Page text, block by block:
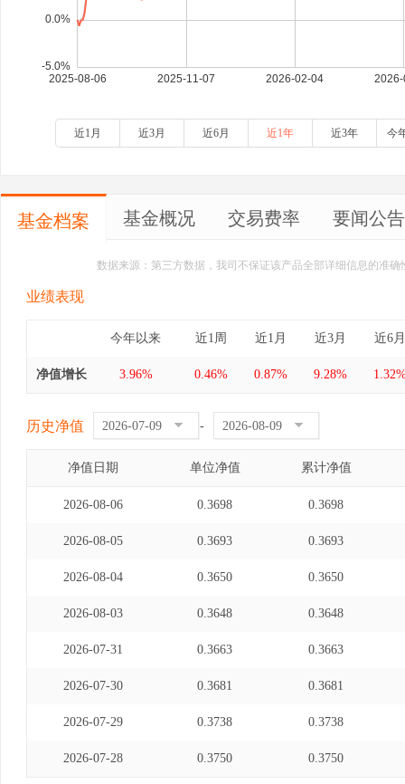
近1月 近3月 近6月 近1年 近3年 今
基金档案 基金概况 交易费率 要闻公告
数据来源：第三方数据，我司不保证该产品全部详细信息的准
业绩表现
今年以来 近1周 近1月 近3月 近6月
净值增长 3.96% 0.46% 0.87% 9.28%
历史净值 -
净值日期 单位净值 累计净值
2026-08-06 0.3698 0.3698
2026-08-05 0.3693 0.3693
2026-08-04 0.3650 0.3650
2026-08-03 0.3648 0.3648
2026-07-31 0.3663 0.3663
2026-07-30 0.3681 0.3681
2026-07-29 0.3738 0.3738
2026-07-28 0.3750 0.3750